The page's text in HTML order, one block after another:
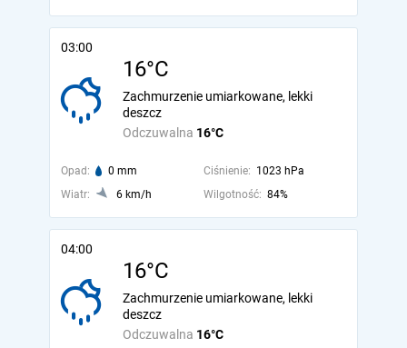
03:00
16°C
Odczuwalna 16°C
Zachmurzenie umiarkowane, lekki
deszcz
Opad: 0 mm Ciśnienie: 1023 hPa
Wiatr:
6 km/h Wilgotność: 84%
04:00
16°C
Odczuwalna 16°C
Zachmurzenie umiarkowane, lekki
deszcz